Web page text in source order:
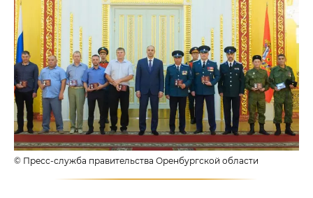
© Пресс-служба правительства Оренбургской области